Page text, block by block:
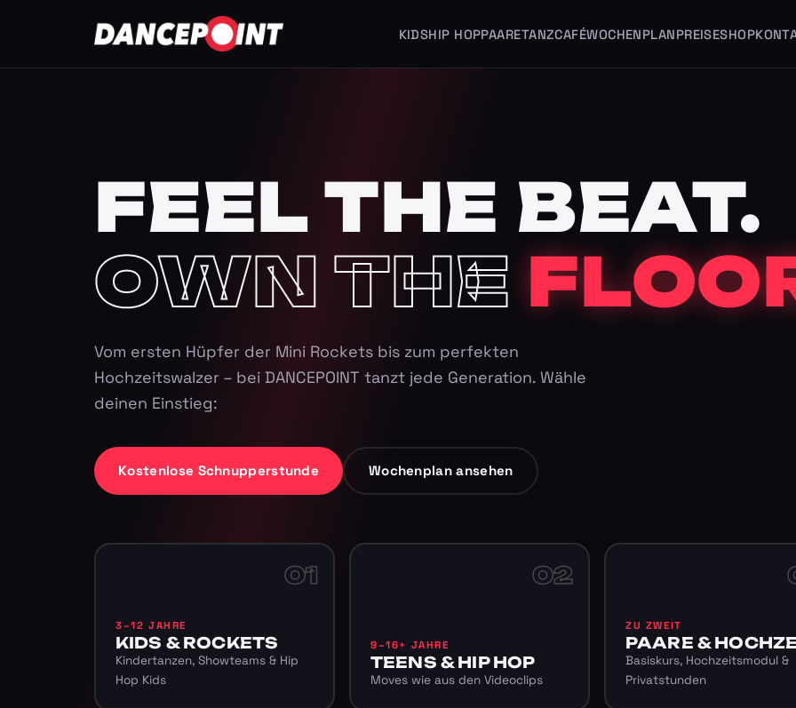
KIDSHIP HOPPAARETANZCAFÉWOCHENPLANPREISESHOP
FEEL THE BEAT.
OWN THE
Vom ersten Hüpfer der Mini Rockets bis zum perfekten
Hochzeitswalzer – bei DANCEPOINT tanzt jede Generation. Wähle
deinen Einstieg:
Kostenlose Schnupperstunde Wochenplan ansehen
01
3–12 JAHRE
KIDS & ROCKETS
Kindertanzen, Showteams & Hip
Hop Kids
02
9–16+ JAHRE
TEENS & HIP HOP
Moves wie aus den Videoclips
ZU ZWEIT
PAARE &
Basiskurs, Hochzeitsmodul &
Privatstunden